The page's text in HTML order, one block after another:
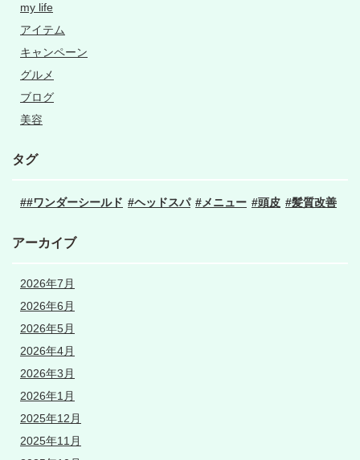
my life
アイテム
キャンペーン
グルメ
ブログ
美容
タグ
#ワンダーシールド ヘッドスパ メニュー 頭皮 髪質改善
アーカイブ
2026年7月
2026年6月
2026年5月
2026年4月
2026年3月
2026年1月
2025年12月
2025年11月